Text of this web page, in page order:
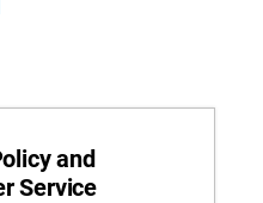
and
Service